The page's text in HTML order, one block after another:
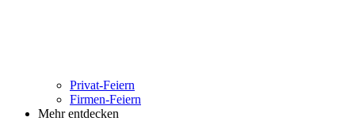
Privat-Feiern
Firmen-Feiern
Mehr entdecken